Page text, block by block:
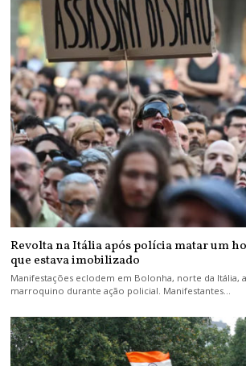
Revolta na Itália após polícia matar um
que estava imobilizado
Manifestações eclodem em Bolonha, norte da Itália,
marroquino durante ação policial. Manifestantes…